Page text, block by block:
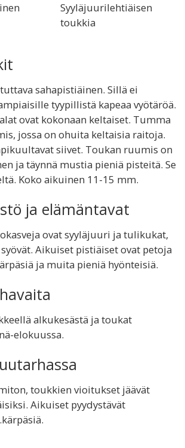
Syyläjuurilehtiäisen
toukkia
sahapistiäinen. Sillä ei
tyypillistä kapeaa vyötäröä.
ovat kokonaan keltaiset. Tumma
jossa on ohuita keltaisia raitoja.
siivet. Toukan ruumis on
ja täynnä mustia pieniä pisteitä. Se
Koko aikuinen 11-15 mm.
ja elämäntavat
ovat syyläjuuri ja tulikukat,
Aikuiset pistiäiset ovat petoja
ja muita pieniä hyönteisiä.
alkukesästä ja toukat
elokuussa.
toukkien vioitukset jäävät
Aikuiset pyydystävät